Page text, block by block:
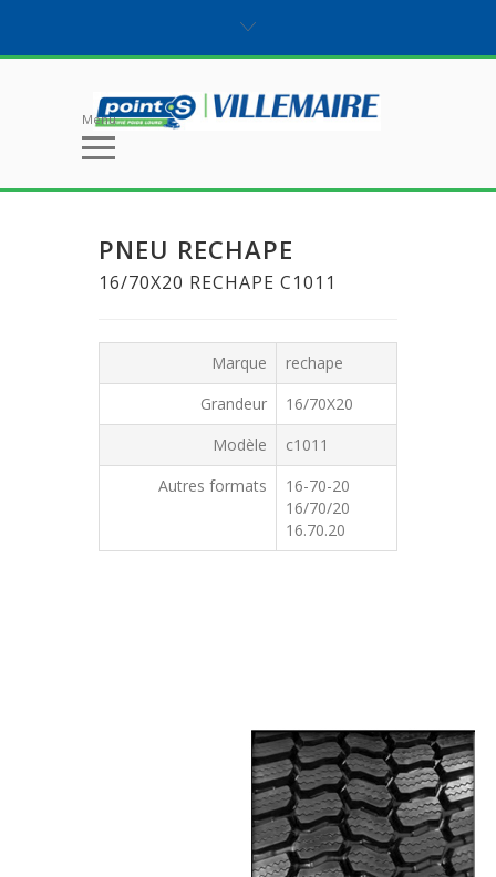
Menu
PNEU RECHAPE
16/70X20 RECHAPE C1011
Marque
rechape
Grandeur
16/70X20
Modèle
c1011
Autres formats
16-70-20
16/70/20
16.70.20